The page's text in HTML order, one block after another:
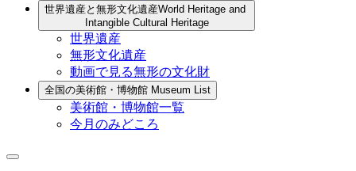
世界遺産と無形文化遺産World Heritage and
Intangible Cultural Heritage
世界遺産
無形文化遺産
動画で見る無形の文化財
全国の美術館・博物館 Museum List
美術館・博物館一覧
今月のみどころ